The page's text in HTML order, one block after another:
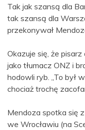
Tak jak szansą dla
tak szansą dla
przekonywał
Okazuje się, że
jako tłumacz ONZ i
hodowli ryb. „To był
chociaż trochę
Mendoza spotka się
we Wrocławiu (na